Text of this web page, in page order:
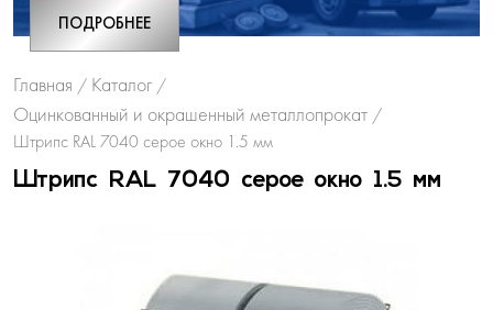
ПОДРОБНЕЕ
Главная / Каталог /
Оцинкованный и окрашенный металлопрокат /
Штрипс RAL 7040 серое окно 1.5 мм
Штрипс RAL 7040 серое окно 1.5 мм